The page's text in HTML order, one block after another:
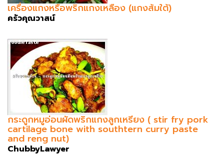
เครื่องแกงหรือพริกแกงเหลือง (แกงส้มใต้)
ครัวคุณวาสน์
กระดูกหมูอ่อนผัดพริกแกงลูกเหรียง ( stir fry pork
cartilage bone with southtern curry paste
and reng nut)
ChubbyLawyer